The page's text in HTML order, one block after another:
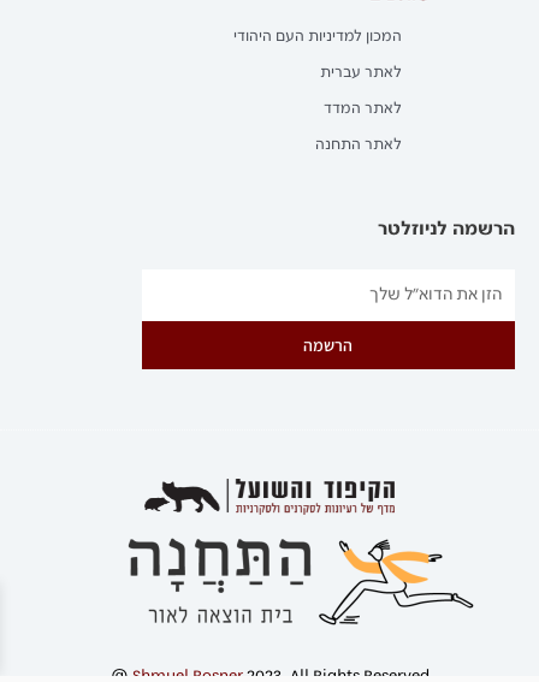
המכון למדיניות העם היהודי
לאתר עברית
לאתר המדד
לאתר התחנה
הרשמה לניוזלטר
הרשמה
@ Shmuel Rosner2023. All Rights Reserved